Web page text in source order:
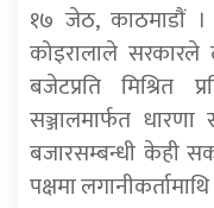
१७ जेठ, काठमाडाैं
कोइरालाले
बजेटप्रति मिश्रित
सञ्जालमार्फत
बजारसम्बन्धी केही
पक्षमा